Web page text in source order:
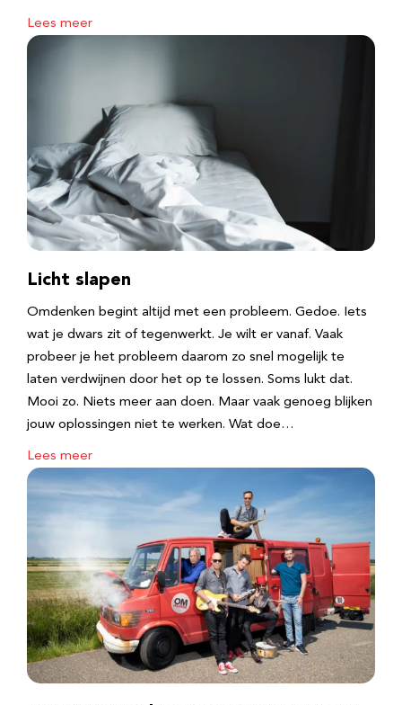
Lees meer
Licht slapen
Omdenken begint altijd met een probleem. Gedoe. Iets
wat je dwars zit of tegenwerkt. Je wilt er vanaf. Vaak
probeer je het probleem daarom zo snel mogelijk te
laten verdwijnen door het op te lossen. Soms lukt dat.
Mooi zo. Niets meer aan doen. Maar vaak genoeg blijken
jouw oplossingen niet te werken. Wat doe…
Lees meer